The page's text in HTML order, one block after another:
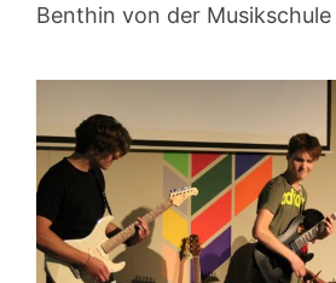
Benthin von der